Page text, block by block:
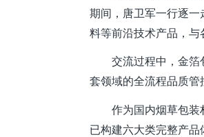
期间，唐卫军一行逐
料等前沿技术产品，与
交流过程中，金箔
套领域的全流程品质管
作为国内烟草包装
已构建六大类完整产